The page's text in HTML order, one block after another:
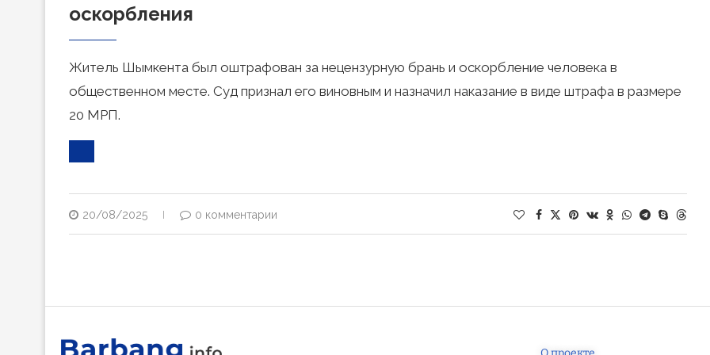
оскорбления
Житель Шымкента был оштрафован за нецензурную брань и оскорбление человека в
общественном месте. Суд признал его виновным и назначил наказание в виде штрафа в размере
20 МРП.
20/08/2025 0 комментарии